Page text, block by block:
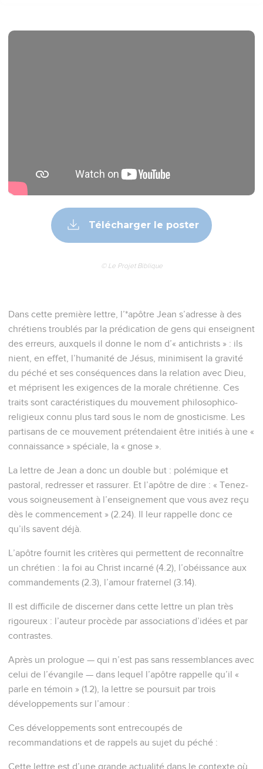
Télécharger le poster
© Le Projet Biblique
Dans cette première lettre, l’*apôtre Jean s’adresse à des
chrétiens troublés par la prédication de gens qui enseignent
des erreurs, auxquels il donne le nom d’« antichrists » : ils
nient, en effet, l’humanité de Jésus, minimisent la gravité
du péché et ses conséquences dans la relation avec Dieu,
et méprisent les exigences de la morale chrétienne. Ces
traits sont caractéristiques du mouvement philosophico-
religieux connu plus tard sous le nom de gnosticisme. Les
partisans de ce mouvement prétendaient être initiés à une «
connaissance » spéciale, la « gnose ».
La lettre de Jean a donc un double but : polémique et
pastoral, redresser et rassurer. Et l’apôtre de dire : « Tenez-
vous soigneusement à l’enseignement que vous avez reçu
dès le commencement » (2.24). Il leur rappelle donc ce
qu’ils savent déjà.
L’apôtre fournit les critères qui permettent de reconnaître
un chrétien : la foi au Christ incarné (4.2), l’obéissance aux
commandements (2.3), l’amour fraternel (3.14).
Il est difficile de discerner dans cette lettre un plan très
rigoureux : l’auteur procède par associations d’idées et par
contrastes.
Après un prologue — qui n’est pas sans ressemblances avec
celui de l’évangile — dans lequel l’apôtre rappelle qu’il «
parle en témoin » (1.2), la lettre se poursuit par trois
développements sur l’amour :
Ces développements sont entrecoupés de
recommandations et de rappels au sujet du péché :
Cette lettre est d’une grande actualité dans le contexte où